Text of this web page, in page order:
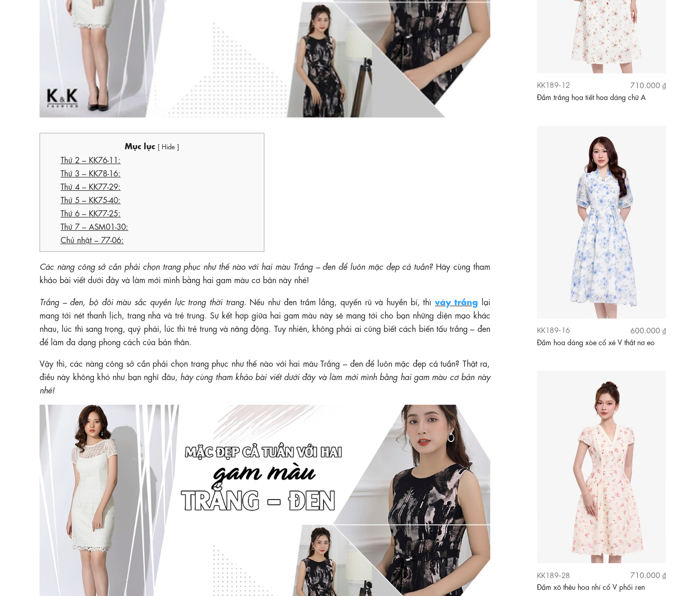
Mục lục [ Hide ]
Thứ 2 – KK76-11:
Thứ 3 – KK78-16:
Thứ 4 – KK77-29:
Thứ 5 – KK75-40:
Thứ 6 – KK77-25:
Thứ 7 – ASM01-30:
Chủ nhật – 77-06:
Các nàng công sở cần phải chọn trang phục như thế nào với hai màu Trắng – đen để luôn mặc đẹp cả tuần?Hãy cùng tham
khảo bài viết dưới đây và làm mới mình bằng hai gam màu cơ bản này nhé!
Trắng – đen, bộ đôi màu sắc quyền lực trong thời trang. Nếu như đen trầm lắng, quyến rũ và huyền bí, thìváy trắng lại
mang tới nét thanh lịch, trang nhã và trẻ trung. Sự kết hợp giữa hai gam màu này sẽ mang tới cho bạn những diện mạo khác
nhau, lúc thì sang trọng, quý phái, lúc thì trẻ trung và năng động. Tuy nhiên, không phải ai cũng biết cách biến tấu trắng – đen
để làm đa dạng phong cách của bản thân.
Vậy thì, các nàng công sở cần phải chọn trang phục như thế nào với hai màu Trắng – đen để luôn mặc đẹp cả tuần? Thật ra,
điều này không khó như bạn nghĩ đâu, hãy cùng tham khảo bài viết dưới đây và làm mới mình bằng hai gam màu cơ bản này
nhé!
KK189-16
600.000 ₫
Đầm hoa dáng xòe cổ xẻ V thắt nơ eo
KK189-28
710.000 ₫
Đầm xô thêu hoa nhí cổ V phối ren
KK189-05
620.000 ₫
Đầm voan lụa ombre thêu 3D cổ V dáng